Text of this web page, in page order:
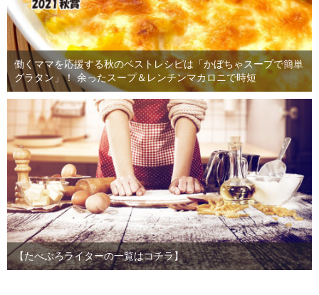
働くママを応援する秋のベストレシピは「かぼちゃスープで簡単
グラタン」！ 余ったスープ＆レンチンマカロニで時短
【たべぷろライターの一覧はコチラ】